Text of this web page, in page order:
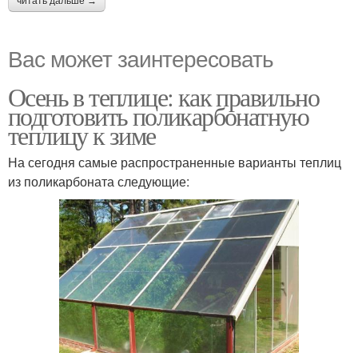
Вас может заинтересовать
Осень в теплице: как правильно
подготовить поликарбонатную
теплицу к зиме
На сегодня самые распространенные варианты теплиц
из поликарбоната следующие: